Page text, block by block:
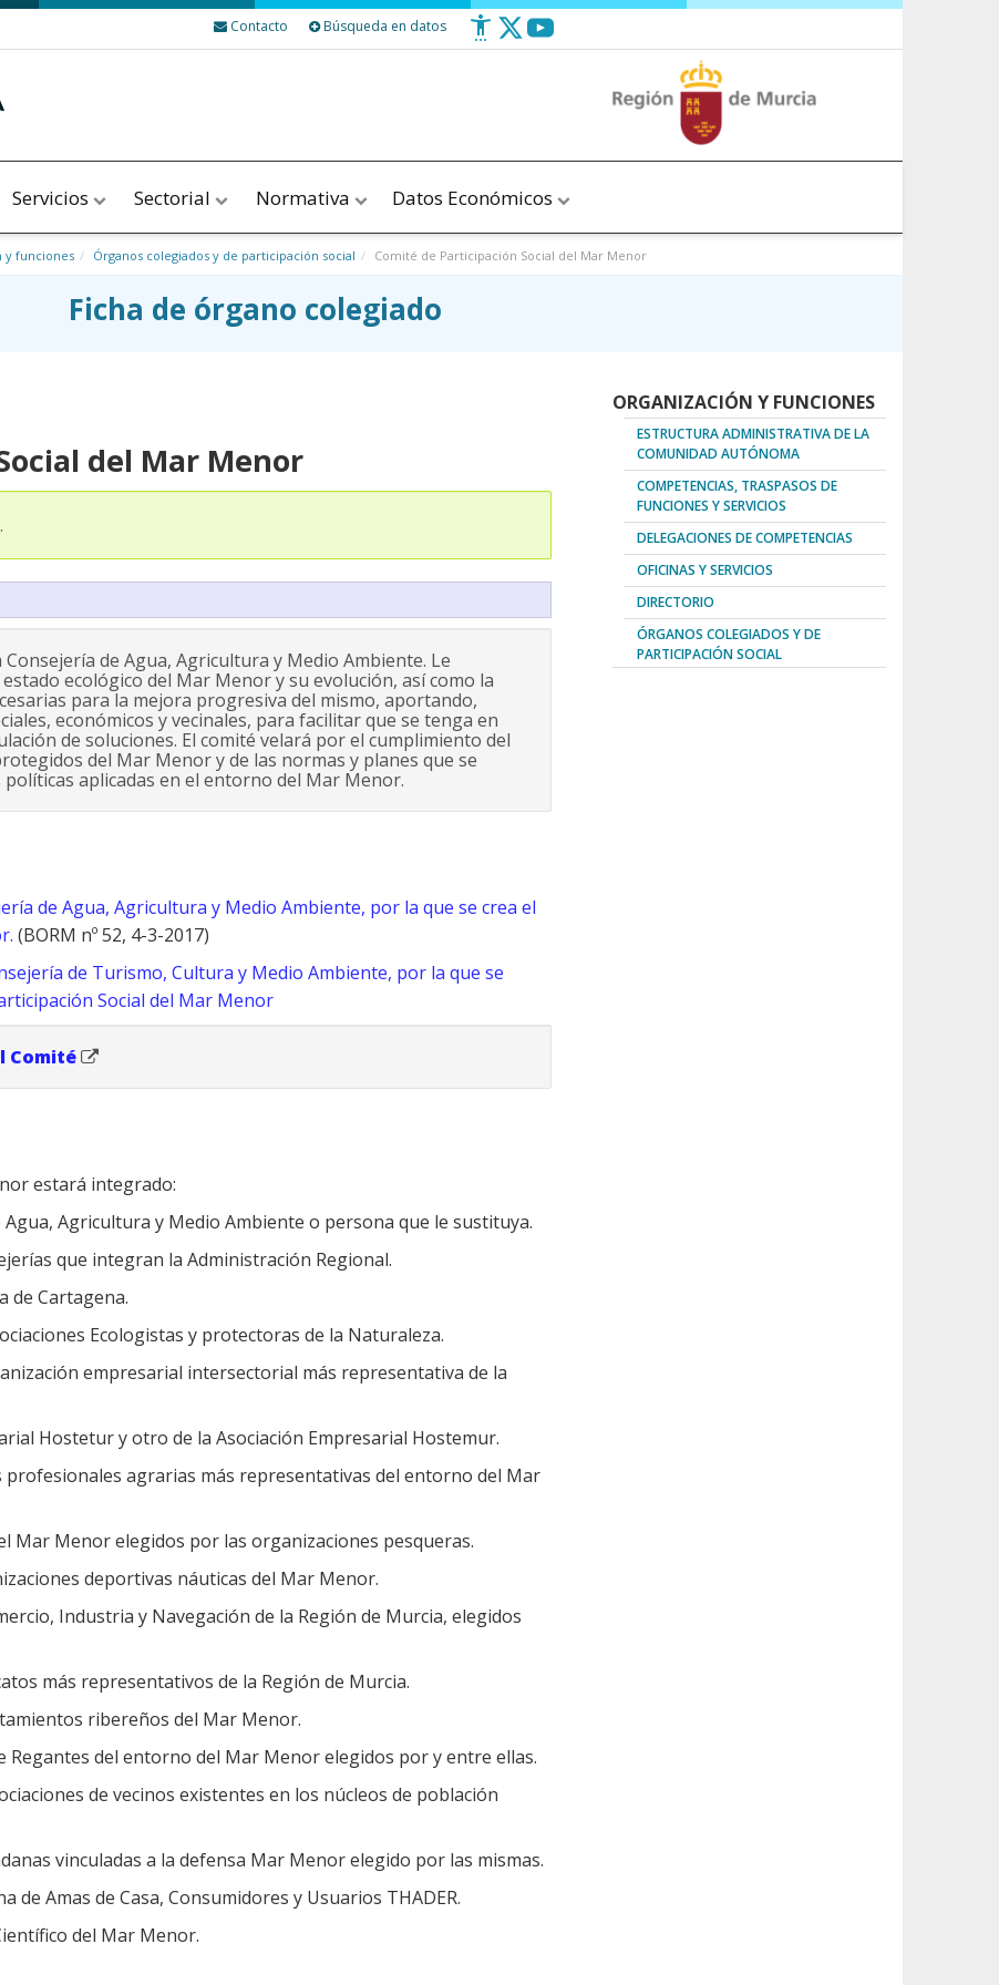
Contacto Búsqueda en datos
Servicios Sectorial Normativa Datos Económicos
y funciones Órganos colegiados y de participación social Comité de Participación Social del Mar Menor
Ficha de órgano colegiado
del Mar Menor
de Agua, Agricultura y Medio Ambiente. Le
ecológico del Mar Menor y su evolución, así como la
para la mejora progresiva del mismo, aportando,
económicos y vecinales, para facilitar que se tenga en
de soluciones. El comité velará por el cumplimiento del
del Mar Menor y de las normas y planes que se
aplicadas en el entorno del Mar Menor.
de Agua, Agricultura y Medio Ambiente, por la que se crea el
(BORM nº 52, 4-3-2017)
de Turismo, Cultura y Medio Ambiente, por la que se
Social del Mar Menor
Comité
estará integrado:
Agricultura y Medio Ambiente o persona que le sustituya.
que integran la Administración Regional.
de Cartagena.
Ecologistas y protectoras de la Naturaleza.
empresarial intersectorial más representativa de la
Hostetur y otro de la Asociación Empresarial Hostemur.
agrarias más representativas del entorno del Mar
Mar Menor elegidos por las organizaciones pesqueras.
deportivas náuticas del Mar Menor.
Industria y Navegación de la Región de Murcia, elegidos
más representativos de la Región de Murcia.
ribereños del Mar Menor.
Regantes del entorno del Mar Menor elegidos por y entre ellas.
de vecinos existentes en los núcleos de población
vinculadas a la defensa Mar Menor elegido por las mismas.
Amas de Casa, Consumidores y Usuarios THADER.
del Mar Menor.
ORGANIZACIÓN Y FUNCIONES
ESTRUCTURA ADMINISTRATIVA DE LA
COMUNIDAD AUTÓNOMA
COMPETENCIAS, TRASPASOS DE
FUNCIONES Y SERVICIOS
DELEGACIONES DE COMPETENCIAS
OFICINAS Y SERVICIOS
DIRECTORIO
ÓRGANOS COLEGIADOS Y DE
PARTICIPACIÓN SOCIAL